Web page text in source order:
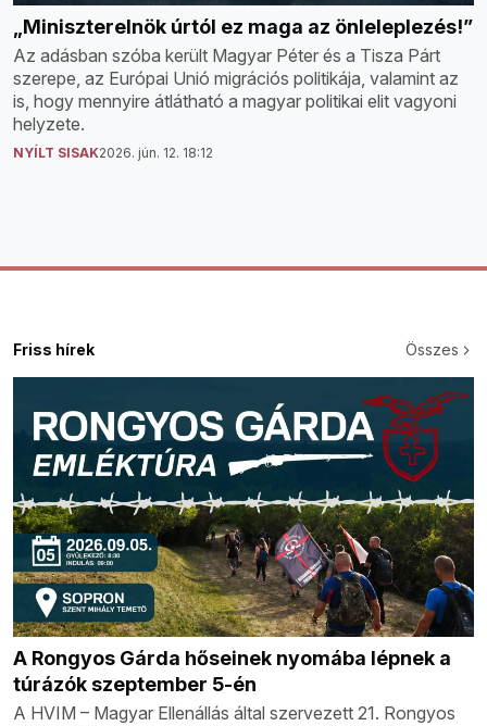
„Miniszterelnök úrtól ez maga az önleleplezés!”
Az adásban szóba került Magyar Péter és a Tisza Párt
szerepe, az Európai Unió migrációs politikája, valamint az
is, hogy mennyire átlátható a magyar politikai elit vagyoni
helyzete.
NYÍLT SISAK2026. jún. 12. 18:12
Friss hírek Összes
A Rongyos Gárda hőseinek nyomába lépnek a
túrázók szeptember 5-én
A HVIM – Magyar Ellenállás által szervezett 21. Rongyos